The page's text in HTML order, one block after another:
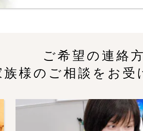
ご希望の連絡
族様のご相談をお受